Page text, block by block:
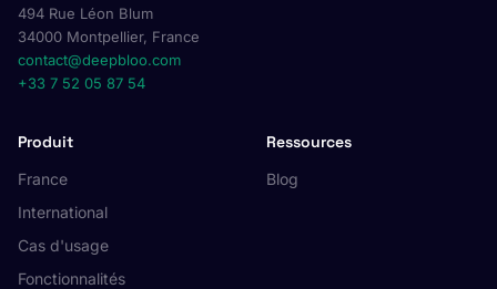
494 Rue Léon Blum
34000 Montpellier, France
contact@deepbloo.com
+33 7 52 05 87 54
Produit
France
International
Cas d'usage
Fonctionnalités
Ressources
Blog